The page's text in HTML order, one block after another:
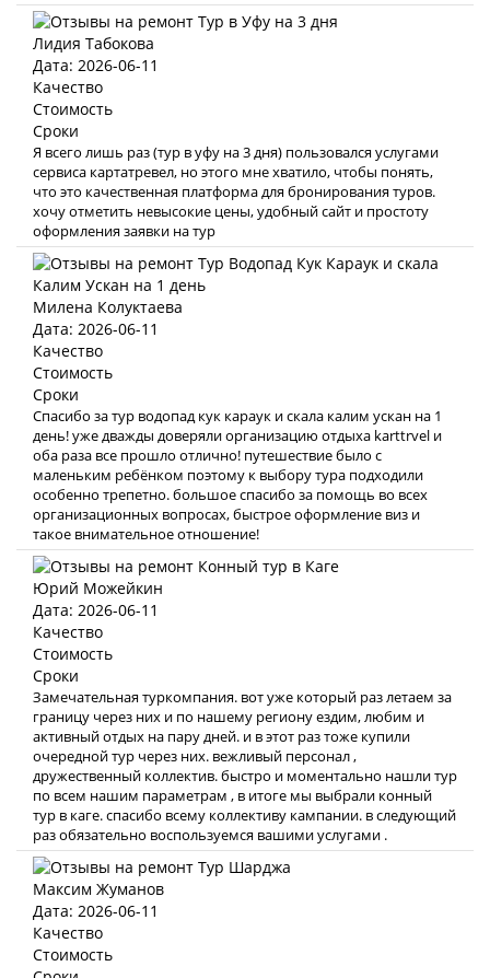
Лидия Табокова
Дата: 2026-06-11
Качество
Стоимость
Сроки
Я всего лишь раз (тур в уфу на 3 дня) пользовался услугами
сервиса картатревел, но этого мне хватило, чтобы понять,
что это качественная платформа для бронирования туров.
хочу отметить невысокие цены, удобный сайт и простоту
оформления заявки на тур
Милена Колуктаева
Дата: 2026-06-11
Качество
Стоимость
Сроки
Спасибо за тур водопад кук караук и скала калим ускан на 1
день! уже дважды доверяли организацию отдыха karttrvel и
оба раза все прошло отлично! путешествие было с
маленьким ребёнком поэтому к выбору тура подходили
особенно трепетно. большое спасибо за помощь во всех
организационных вопросах, быстрое оформление виз и
такое внимательное отношение!
Юрий Можейкин
Дата: 2026-06-11
Качество
Стоимость
Сроки
Замечательная туркомпания. вот уже который раз летаем за
границу через них и по нашему региону ездим, любим и
активный отдых на пару дней. и в этот раз тоже купили
очередной тур через них. вежливый персонал ,
дружественный коллектив. быстро и моментально нашли тур
по всем нашим параметрам , в итоге мы выбрали конный
тур в каге. спасибо всему коллективу кампании. в следующий
раз обязательно воспользуемся вашими услугами .
Максим Жуманов
Дата: 2026-06-11
Качество
Стоимость